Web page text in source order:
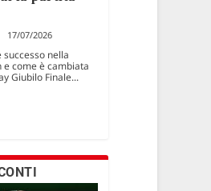
17/07/2026
successo nella
come è cambiata
Giubilo Finale...